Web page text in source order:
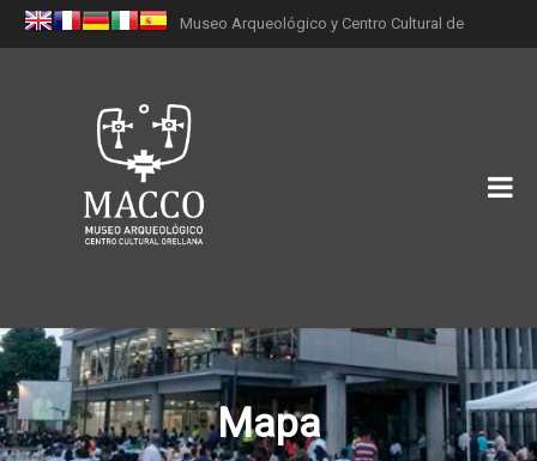
Museo Arqueológico y Centro Cultural de
Mapa